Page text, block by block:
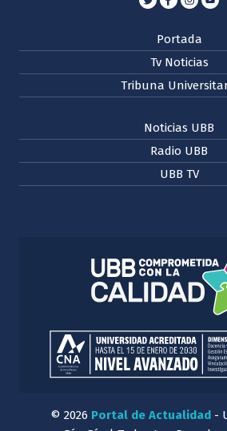
Portada
Tv Noticias
Tribuna
Noticias UBB
Radio UBB
UBB TV
© 2026 Portal de Actualidad-